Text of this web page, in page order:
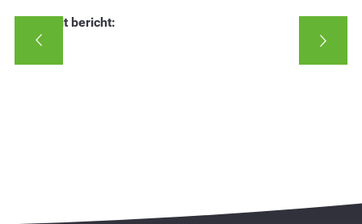
Deel dit bericht: